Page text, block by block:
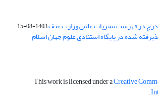
در فهرست نشریات علمی وزارت عتف1403-08-15
شده در پایگاه استنادی علوم جهان اسلام
This work is licensed under aCreative
.